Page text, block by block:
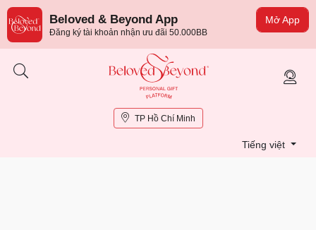
Mở App
Beloved & Beyond App
Đăng ký tài khoản nhận ưu đãi 50.000BB
TP Hồ Chí Minh
Tiếng việt